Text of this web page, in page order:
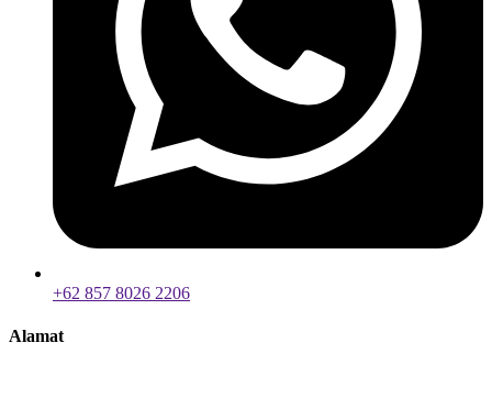
+62 857 8026 2206
Alamat